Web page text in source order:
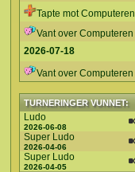
Tapte mot Computeren
Vant over Computeren
2026-07-18
Vant over Computeren
TURNERINGER VUNNET:
Ludo
2026-06-08
Super Ludo
2026-04-06
Super Ludo
2026-04-05